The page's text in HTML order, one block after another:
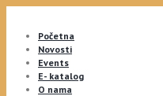
Početna
Novosti
Events
E- katalog
O nama